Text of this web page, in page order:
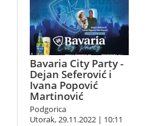
Bavaria City Party -
Dejan Seferović i
Ivana Popović
Martinović
Podgorica
Utorak, 29.11.2022 | 10:11